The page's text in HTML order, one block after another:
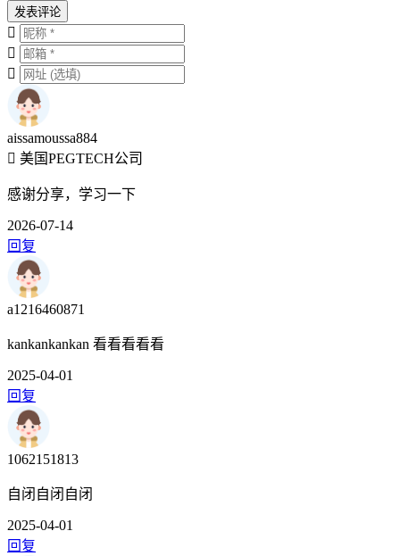
发表评论
aissamoussa884
美国PEGTECH公司
感谢分享，学习一下
2026-07-14
回复
a1216460871
kankankankan 看看看看看
2025-04-01
回复
1062151813
自闭自闭自闭
2025-04-01
回复